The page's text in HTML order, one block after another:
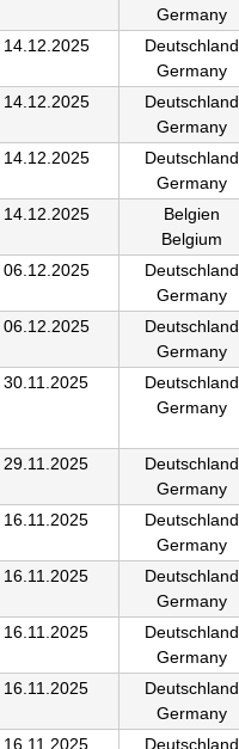
Germany
14.12.2025
Deutschland
Germany
14.12.2025
Deutschland
Germany
14.12.2025
Deutschland
Germany
14.12.2025
Belgien
Belgium
06.12.2025
Deutschland
Germany
06.12.2025
Deutschland
Germany
30.11.2025
Deutschland
Germany
29.11.2025
Deutschland
Germany
16.11.2025
Deutschland
Germany
16.11.2025
Deutschland
Germany
16.11.2025
Deutschland
Germany
16.11.2025
Deutschland
Germany
16.11.2025
Deutschland